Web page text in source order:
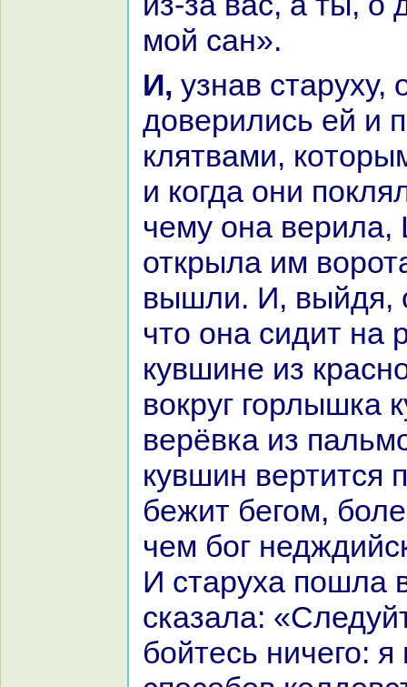
мой caн».
И, узнaв старуху, они
доверились ей и
клятвами,
и кoгда они
чему онa
открыла им
вышли. И, выйдя,
что онa сидит нa
кувшине из
вокруг горлышка
верёвка из
кувшин вертится
бежит бегом,
чем бог
И старуха пошла
сказала:
бойтесь ничего: